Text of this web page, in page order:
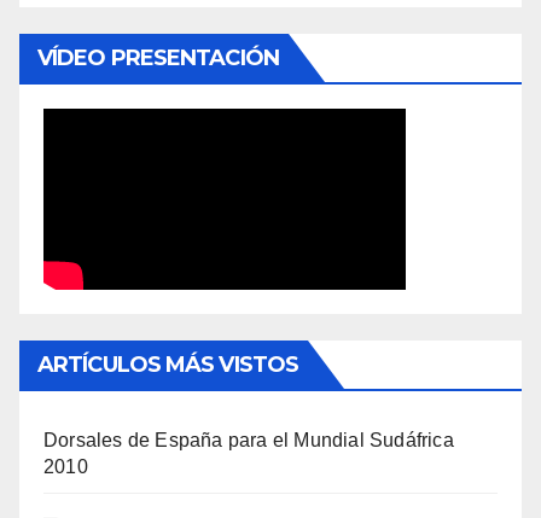
VÍDEO PRESENTACIÓN
ARTÍCULOS MÁS VISTOS
Dorsales de España para el Mundial Sudáfrica
2010